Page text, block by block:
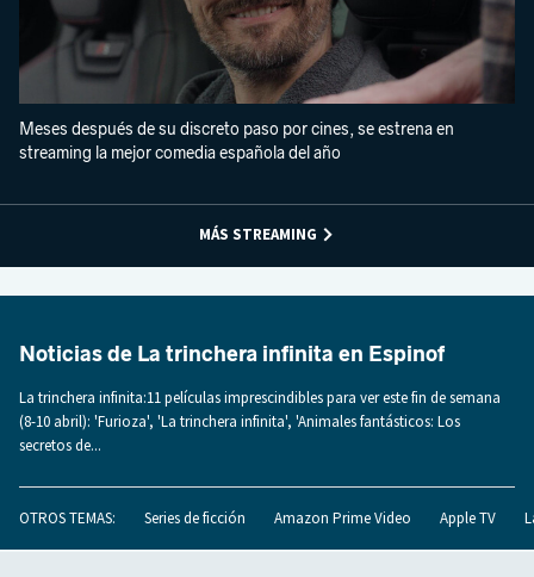
Meses después de su discreto paso por cines, se estrena en
streaming la mejor comedia española del año
MÁS STREAMING
Noticias de La trinchera infinita en Espinof
La trinchera infinita:11 películas imprescindibles para ver este fin de semana
(8-10 abril): 'Furioza', 'La trinchera infinita', 'Animales fantásticos: Los
secretos de...
OTROS TEMAS: Series de ficción Amazon Prime Video Apple TV